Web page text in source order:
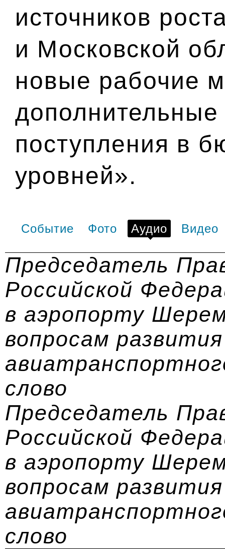
источников
и Московской
новые рабочие
поступления в
уровней».
Событие Фото Аудио Видео
Председатель
Российской
в аэропорту
вопросам
слово
Председатель
Российской
в аэропорту
вопросам
слово